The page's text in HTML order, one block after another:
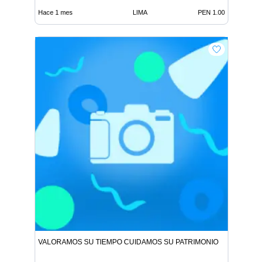
Hace 1 mes LIMA PEN 1.00
VALORAMOS SU TIEMPO CUIDAMOS SU PATRIMONIO